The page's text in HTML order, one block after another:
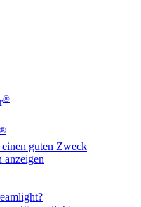
®
®
guten Zweck
anzeigen